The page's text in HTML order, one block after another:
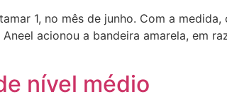
1, no mês de junho. Com a
acionou a bandeira amarela, em
nível médio